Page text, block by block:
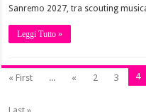
Sanremo 2027, tra scouting
Leggi Tutto »
« First ... « 2 3 4